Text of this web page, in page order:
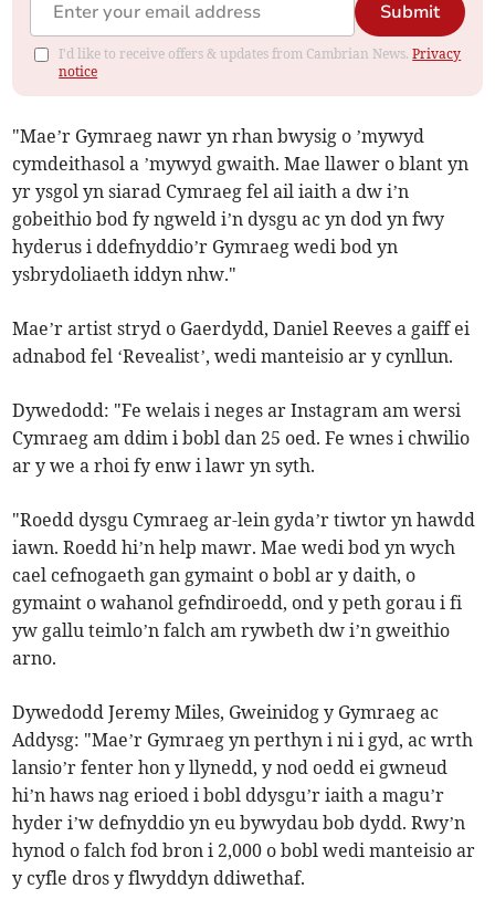
Submit
I'd like to receive offers & updates from Cambrian News.Privacy
notice
"Mae’r Gymraeg nawr yn rhan bwysig o ’mywyd
cymdeithasol a ’mywyd gwaith. Mae llawer o blant yn
yr ysgol yn siarad Cymraeg fel ail iaith a dw i’n
gobeithio bod fy ngweld i’n dysgu ac yn dod yn fwy
hyderus i ddefnyddio’r Gymraeg wedi bod yn
ysbrydoliaeth iddyn nhw."
Mae’r artist stryd o Gaerdydd, Daniel Reeves a gaiff ei
adnabod fel ‘Revealist’, wedi manteisio ar y cynllun.
Dywedodd: "Fe welais i neges ar Instagram am wersi
Cymraeg am ddim i bobl dan 25 oed. Fe wnes i chwilio
ar y we a rhoi fy enw i lawr yn syth.
"Roedd dysgu Cymraeg ar-lein gyda’r tiwtor yn hawdd
iawn. Roedd hi’n help mawr. Mae wedi bod yn wych
cael cefnogaeth gan gymaint o bobl ar y daith, o
gymaint o wahanol gefndiroedd, ond y peth gorau i fi
yw gallu teimlo’n falch am rywbeth dw i’n gweithio
arno.
Dywedodd Jeremy Miles, Gweinidog y Gymraeg ac
Addysg: "Mae’r Gymraeg yn perthyn i ni i gyd, ac wrth
lansio’r fenter hon y llynedd, y nod oedd ei gwneud
hi’n haws nag erioed i bobl ddysgu’r iaith a magu’r
hyder i’w defnyddio yn eu bywydau bob dydd. Rwy’n
hynod o falch fod bron i 2,000 o bobl wedi manteisio ar
y cyfle dros y flwyddyn ddiwethaf.